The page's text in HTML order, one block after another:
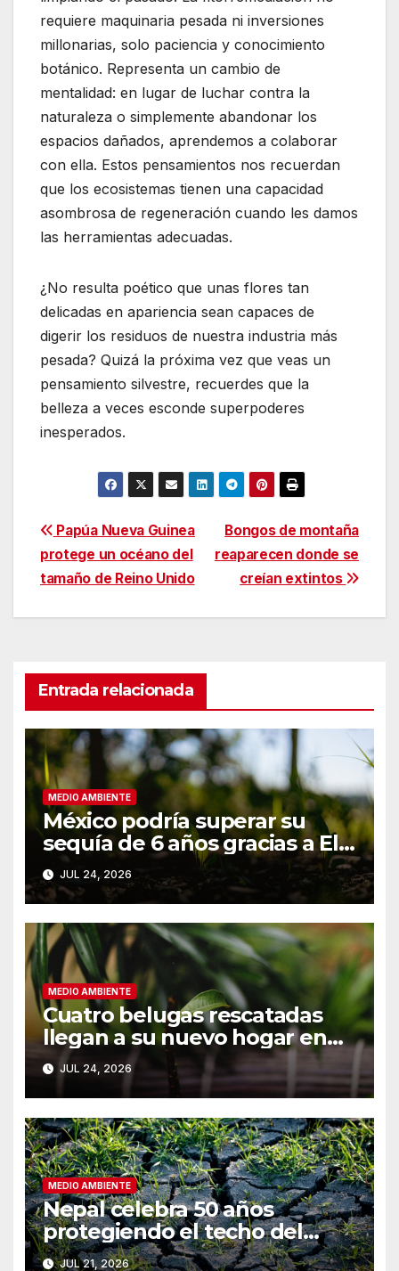
requiere maquinaria pesada ni inversiones
millonarias, solo paciencia y conocimiento
botánico. Representa un cambio de
mentalidad: en lugar de luchar contra la
naturaleza o simplemente abandonar los
espacios dañados, aprendemos a colaborar
con ella. Estos pensamientos nos recuerdan
que los ecosistemas tienen una capacidad
asombrosa de regeneración cuando les damos
las herramientas adecuadas.
¿No resulta poético que unas flores tan
delicadas en apariencia sean capaces de
digerir los residuos de nuestra industria más
pesada? Quizá la próxima vez que veas un
pensamiento silvestre, recuerdes que la
belleza a veces esconde superpoderes
inesperados.
Navegación
de
entradas
Bongos de montaña
reaparecen donde se
creían extintos
Papúa Nueva Guinea
protege un océano del
tamaño de Reino Unido
Entrada relacionada
MEDIO AMBIENTE
México podría superar su
sequía de 6 años gracias a El
Niño
JUL 24, 2026
MEDIO AMBIENTE
Cuatro belugas rescatadas
llegan a su nuevo hogar en
Chicago
JUL 24, 2026
MEDIO AMBIENTE
Nepal celebra 50 años
protegiendo el techo del
mundo
JUL 21, 2026